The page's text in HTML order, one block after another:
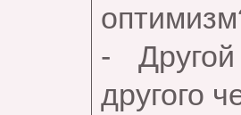
-
другого